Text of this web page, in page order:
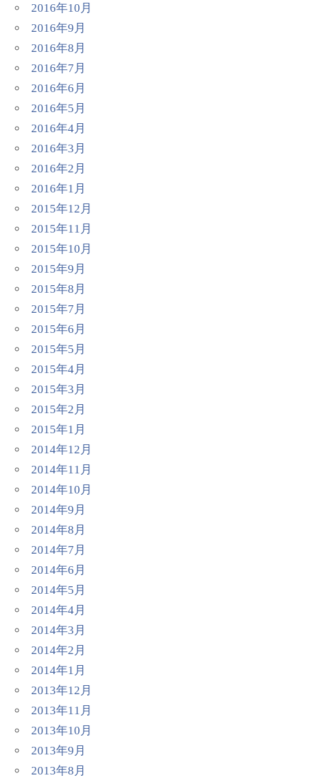
2016年10月
2016年9月
2016年8月
2016年7月
2016年6月
2016年5月
2016年4月
2016年3月
2016年2月
2016年1月
2015年12月
2015年11月
2015年10月
2015年9月
2015年8月
2015年7月
2015年6月
2015年5月
2015年4月
2015年3月
2015年2月
2015年1月
2014年12月
2014年11月
2014年10月
2014年9月
2014年8月
2014年7月
2014年6月
2014年5月
2014年4月
2014年3月
2014年2月
2014年1月
2013年12月
2013年11月
2013年10月
2013年9月
2013年8月